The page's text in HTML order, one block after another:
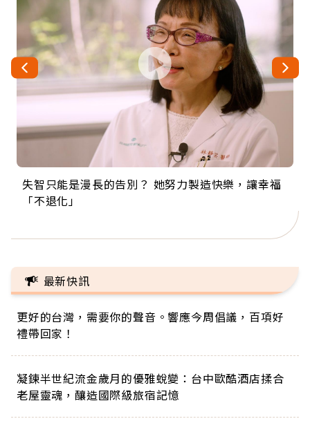
失智只能是漫長的告別？ 她努力製造快樂，讓幸福
「不退化」
來自剛果的巧克力神父 為台灣奉獻36年 「台灣是我
的家，我連作夢都講台語！」
63歲卸矽谷副總、搬回台灣找快樂！「蛋黃哥小
丑」走進安養院，逗樂上萬爺奶：退休後才開始真
104歲打破金氏世界紀錄 成為全球最年長羽球選
手，分享長壽的秘密原來是「這個」
事業巔峰他選擇追夢…黑手阿伯拉小提琴還登上小
巨蛋！連CNN都大讚！
最新快訊
更好的台灣，需要你的聲音。響應今周倡議，百項好
禮帶回家！
凝鍊半世紀流金歲月的優雅蛻變：台中歐酷酒店揉合
老屋靈魂，釀造國際級旅宿記憶